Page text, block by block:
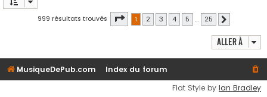
999 résultats trouvés Page 1sur25
1 2 3 4 5 … 25
Aller à
MusiqueDePub.com
Index du forum
Flat Style by Ian Bradley